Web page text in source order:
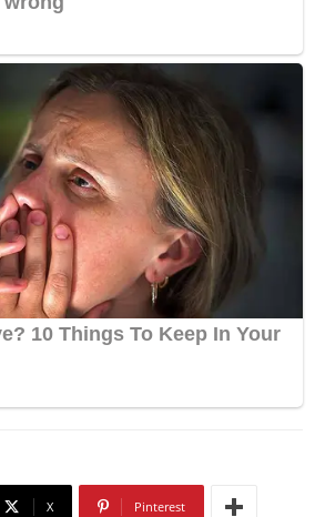
X Pinterest